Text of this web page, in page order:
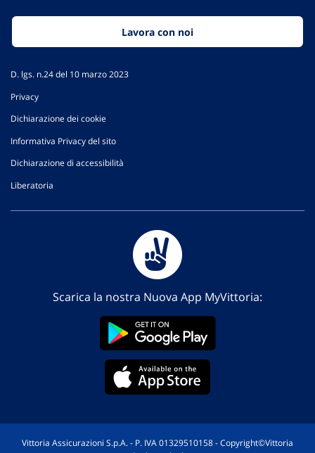
Lavora con noi
D. lgs. n.24 del 10 marzo 2023
Privacy
Dichiarazione dei cookie
Informativa Privacy del sito
Dichiarazione di accessibilità
Liberatoria
Scarica la nostra Nuova App MyVittoria:
Vittoria Assicurazioni S.p.A. - P. IVA 01329510158 - Copyright©Vittoria